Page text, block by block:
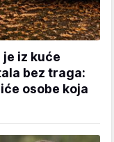
iz kuće
bez traga:
osobe koja